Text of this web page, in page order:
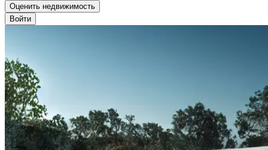
Оценить недвижимость
Войти